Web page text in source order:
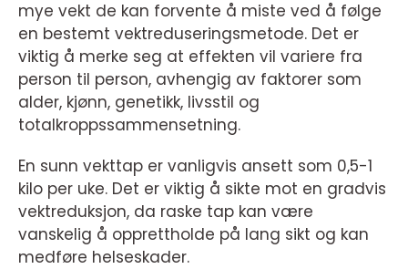
mye vekt de kan forvente å miste ved å følge
en bestemt vektreduseringsmetode. Det er
viktig å merke seg at effekten vil variere fra
person til person, avhengig av faktorer som
alder, kjønn, genetikk, livsstil og
totalkroppssammensetning.
En sunn vekttap er vanligvis ansett som 0,5-1
kilo per uke. Det er viktig å sikte mot en gradvis
vektreduksjon, da raske tap kan være
vanskelig å opprettholde på lang sikt og kan
medføre helseskader.